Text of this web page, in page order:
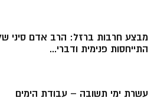
מבצע חרבות ברזל: הרב אדם סיני
התייחסות פנימית ודברי...
עשרת ימי תשובה – עבודת הימים